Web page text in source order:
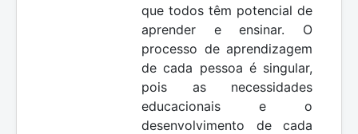
que todos têm potencial de
aprender e ensinar. O
processo de aprendizagem
de cada pessoa é singular,
pois as necessidades
educacionais e o
desenvolvimento de cada